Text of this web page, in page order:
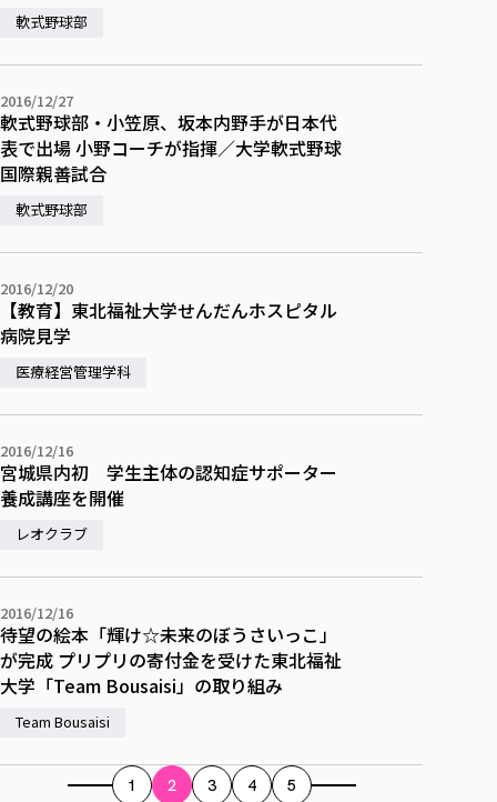
軟式野球部
2016/12/27
軟式野球部・小笠原、坂本内野手が日本代
表で出場 小野コーチが指揮／大学軟式野球
国際親善試合
軟式野球部
2016/12/20
【教育】東北福祉大学せんだんホスピタル
病院見学
医療経営管理学科
2016/12/16
宮城県内初 学生主体の認知症サポーター
養成講座を開催
レオクラブ
2016/12/16
待望の絵本「輝け☆未来のぼうさいっこ」
が完成 プリプリの寄付金を受けた東北福祉
大学「Team Bousaisi」の取り組み
Team Bousaisi
1 2 3 4 5